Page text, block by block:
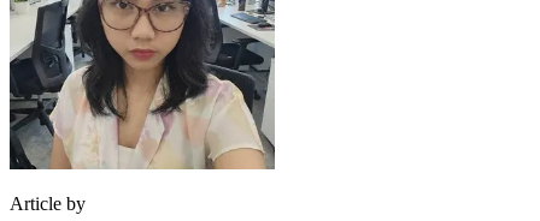
Article by